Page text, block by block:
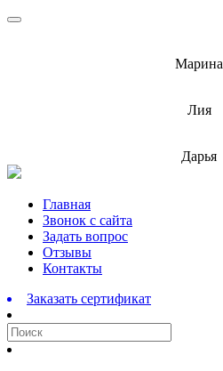
Марина
Лия
Дарья
Перейти
содержимому
Главная
Звонок с сайта
Задать вопрос
Отзывы
Контакты
Заказать сертификат